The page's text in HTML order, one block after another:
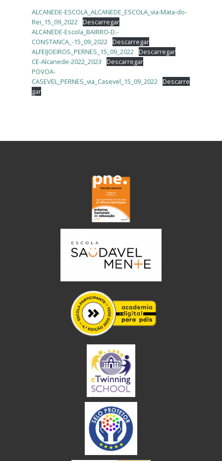
ALCANEDE-ESCOLA_ALCANEDE_ESCOLA_via-Mata-do-
Rei_15_09_2022 Descarregar
ALCANEDE-Escola_BAIRRO-D.-
CONSTANCA_-15_09_2022 Descarregar
ALFEIJOEIROS_PERNES_15_09_2022 Descarregar
CE-Alcanede-2022_2023
Descarregar
POVOA-
CASEVEL_PERNES_via_Casevel_15_09_2022 Descarre
gar